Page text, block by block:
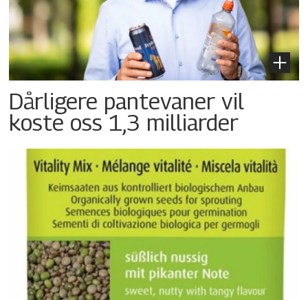
Dårligere pantevaner vil
koste oss 1,3 milliarder